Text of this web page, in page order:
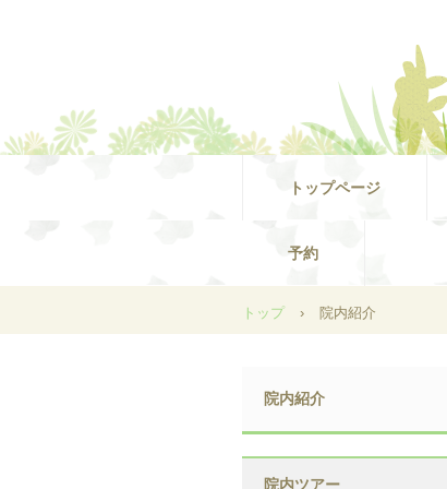
トップページ
予約
トップ › 院内紹介
院内紹介
院内ツアー